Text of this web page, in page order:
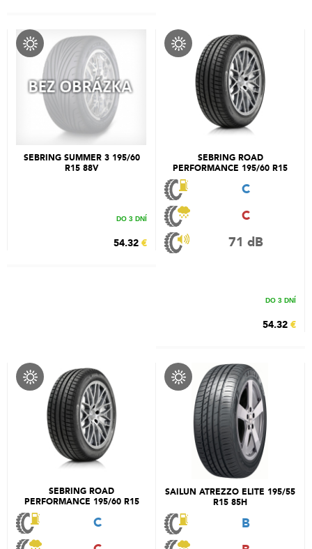
SEBRING SUMMER 3 195/60
R15 88V
DO 3 DNÍ
54.32 €
SEBRING ROAD
PERFORMANCE 195/60 R15
C
C
71 dB
DO 3 DNÍ
54.32 €
SEBRING ROAD
PERFORMANCE 195/60 R15
C
SAILUN ATREZZO ELITE 195/55
R15 85H
B